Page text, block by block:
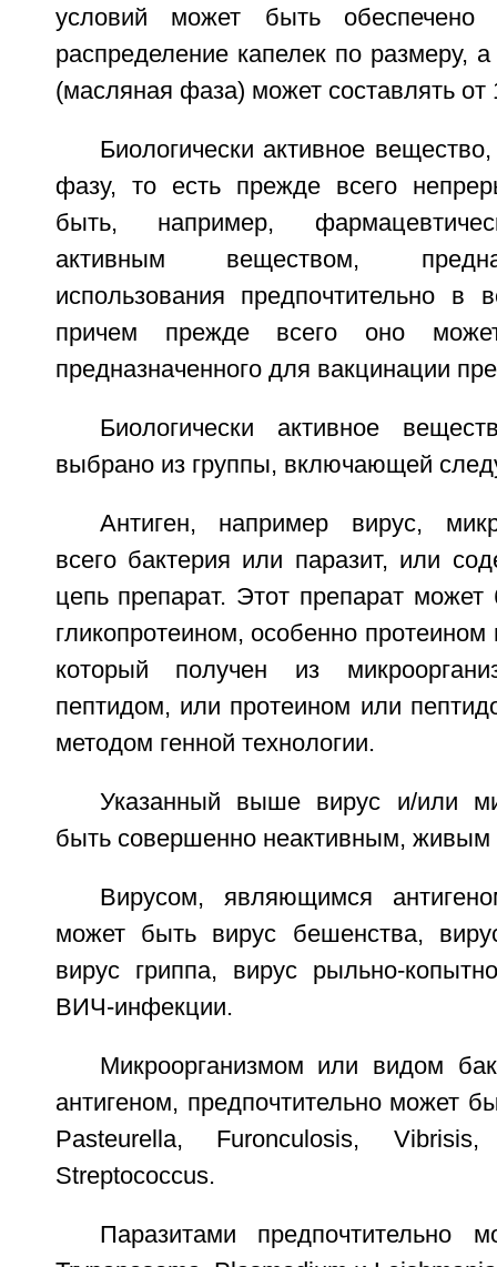
условий может быть обеспечено
распределение капелек по размеру,
(масляная фаза) может составлять
Биологически активное
фазу, то есть прежде всего
быть, например,
активным веществом,
использования предпочтительно в
причем прежде всего оно
предназначенного для вакцинации
Биологически активное
выбрано из группы, включающей
Антиген, например вирус,
всего бактерия или паразит, или
цепь препарат. Этот препарат
гликопротеином, особенно протеином
который получен из
пептидом, или протеином или
методом генной технологии.
Указанный выше вирус и/или
быть совершенно неактивным,
Вирусом, являющимся
может быть вирус бешенства,
вирус гриппа, вирус рыльно-
ВИЧ-инфекции.
Микроорганизмом или видом
антигеном, предпочтительно может
Pasteurella, Furonculosis,
Streptococcus.
Паразитами предпочтительно